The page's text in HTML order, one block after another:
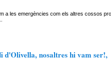
a les emergències com els altres cossos
d'Olivella, nosaltres hi vam ser!,